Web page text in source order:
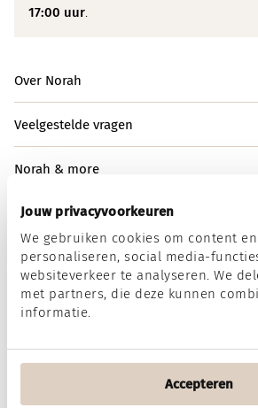
Jouw privacyvoorkeuren
We gebruiken cookies om content
personaliseren, social media-
websiteverkeer te analyseren. We
met partners, die deze kunnen
informatie.
Accepteren
17:00 uur.
Over Norah
Veelgestelde vragen
Norah & more
Norah op social media